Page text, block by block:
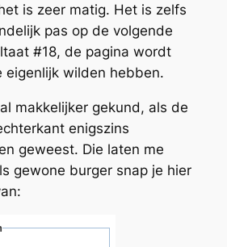
is zeer matig. Het is zelfs
pas op de volgende
#18, de pagina wordt
eigenlijk wilden hebben.
makkelijker gekund, als de
enigszins
geweest. Die laten me
gewone burger snap je hier